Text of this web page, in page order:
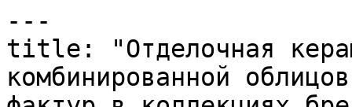
---
title: "Отделочная
комбинированной